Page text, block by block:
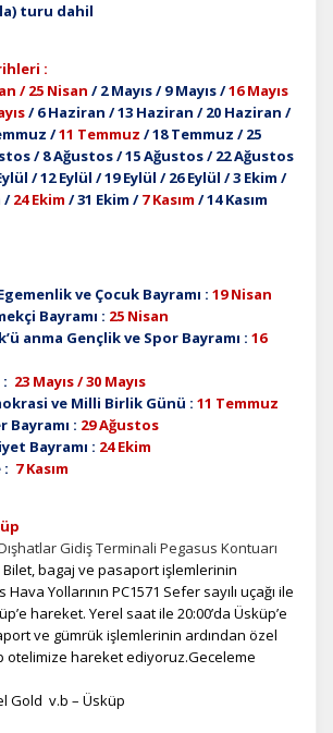
turu dahil
:
/ 25 Nisan / 2 Mayıs / 9 Mayıs /16 Mayıs
/ 6 Haziran / 13 Haziran / 20 Haziran /
/11 Temmuz / 18 Temmuz / 25
/ 8 Ağustos / 15 Ağustos / 22 Ağustos
/ 12 Eylül / 19 Eylül / 26 Eylül / 3 Ekim /
/24 Ekim / 31 Ekim /7 Kasım / 14 Kasım
ve Çocuk Bayramı : 19 Nisan
Bayramı : 25 Nisan
anma Gençlik ve Spor Bayramı : 16
23 Mayıs / 30 Mayıs
ve Milli Birlik Günü : 11 Temmuz
Bayramı : 29 Ağustos
Bayramı : 24 Ekim
: 7 Kasım
Gidiş Terminali Pegasus Kontuarı
Bilet, bagaj ve pasaport işlemlerinin
Yollarının PC1571 Sefer sayılı uçağı ile
hareket. Yerel saat ile 20:00’da Üsküp’e
ve gümrük işlemlerinin ardından özel
otelimize hareket ediyoruz.Geceleme
Gold v.b – Üsküp